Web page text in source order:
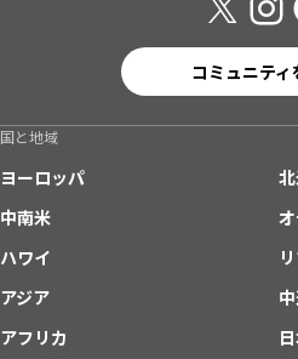
コミュニティ
国と地域
ヨーロッパ
中南米
ハワイ
アジア
アフリカ